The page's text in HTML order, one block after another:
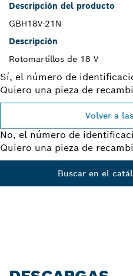
Descripción del producto
GBH18V-21N
Descripción
Rotomartillos de 18 V
Sí, el número de
Quiero una pieza de
Volver a
No, el número de
Quiero una pieza de
Buscar en el